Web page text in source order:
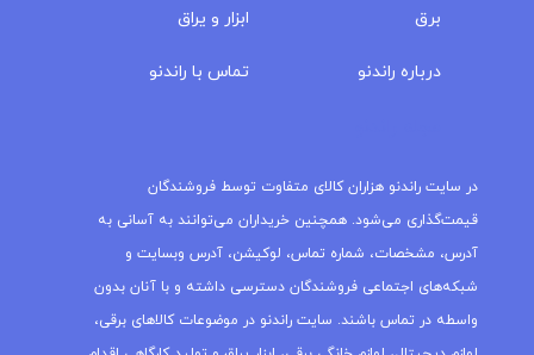
برق
درباره‌ راندنو
ابزار و یراق
تماس با راندنو
در سایت راندنو هزاران کالای متفاوت توسط فروشندگان
قیمت‌گذاری می‌شود. همچنین خریداران می‌توانند به آسانی به
آدرس، مشخصات، شماره تماس، لوکیشن، آدرس وبسایت و
شبکه‌های اجتماعی فروشندگان دسترسی داشته و با آنان بدون
واسطه در تماس باشند. سایت راندنو در موضوعات کالاهای برقی،